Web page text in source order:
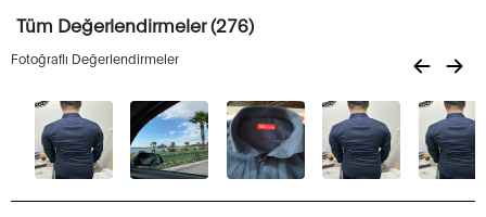
Tüm Değerlendirmeler (276)
Fotoğraflı Değerlendirmeler